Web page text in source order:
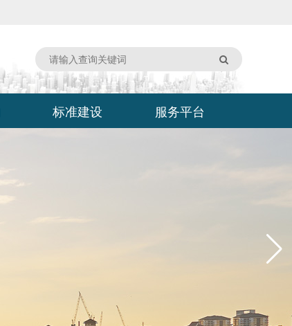
标准建设 服务平台